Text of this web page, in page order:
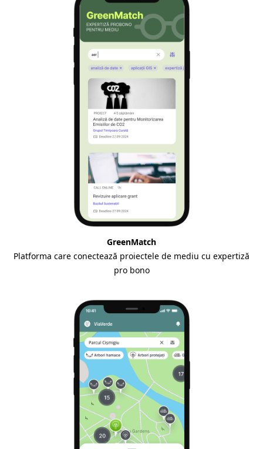
GreenMatch
Platforma care conectează proiectele de mediu cu expertiză
pro bono